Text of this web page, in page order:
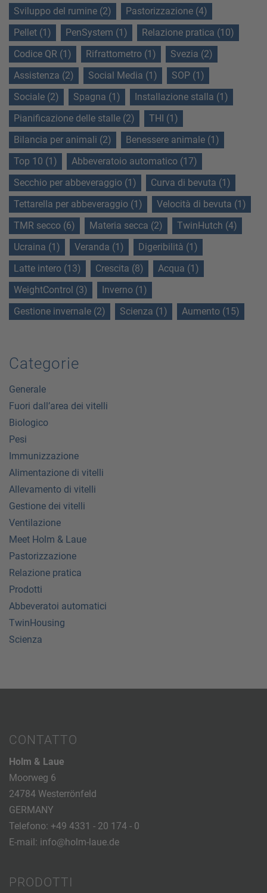
Sviluppo del rumine (2)
Pastorizzazione (4)
Pellet (1)
PenSystem (1)
Relazione pratica (10)
Codice QR (1)
Rifrattometro (1)
Svezia (2)
Assistenza (2)
Social Media (1)
SOP (1)
Sociale (2)
Spagna (1)
Installazione stalla (1)
Pianificazione delle stalle (2)
THI (1)
Bilancia per animali (2)
Benessere animale (1)
Top 10 (1)
Abbeveratoio automatico (17)
Secchio per abbeveraggio (1)
Curva di bevuta (1)
Tettarella per abbeveraggio (1)
Velocità di bevuta (1)
TMR secco (6)
Materia secca (2)
TwinHutch (4)
Ucraina (1)
Veranda (1)
Digeribilità (1)
Latte intero (13)
Crescita (8)
Acqua (1)
WeightControl (3)
Inverno (1)
Gestione invernale (2)
Scienza (1) Aumento (15)
Categorie
Generale
Fuori dall’area dei vitelli
Biologico
Pesi
Immunizzazione
Alimentazione di vitelli
Allevamento di vitelli
Gestione dei vitelli
Ventilazione
Meet Holm & Laue
Pastorizzazione
Relazione pratica
Prodotti
Abbeveratoi automatici
TwinHousing
Scienza
CONTATTO
Holm & Laue
Moorweg 6
24784 Westerrönfeld
GERMANY
Telefono: +49 4331 - 20 174 - 0
E-mail: info@holm-laue.de
PRODOTTI